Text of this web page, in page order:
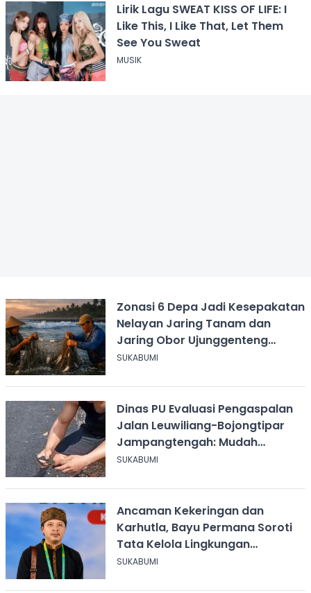
Lirik Lagu SWEAT KISS OF LIFE: I
Like This, I Like That, Let Them
See You Sweat
MUSIK
Zonasi 6 Depa Jadi Kesepakatan
Nelayan Jaring Tanam dan
Jaring Obor Ujunggenteng
Sukabumi
SUKABUMI
Dinas PU Evaluasi Pengaspalan
Jalan Leuwiliang-Bojongtipar
Jampangtengah: Mudah
Mengelupas
SUKABUMI
Ancaman Kekeringan dan
Karhutla, Bayu Permana Soroti
Tata Kelola Lingkungan
Sukabumi
SUKABUMI